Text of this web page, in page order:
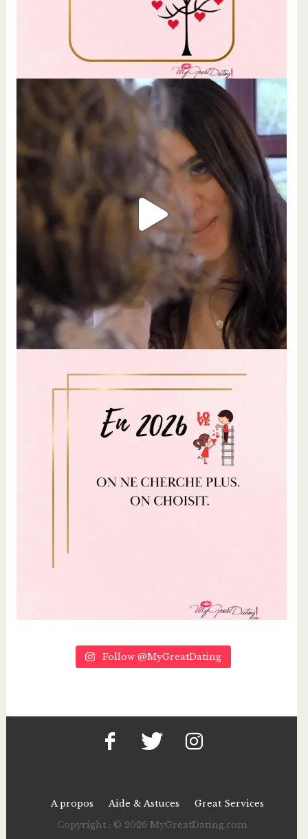
Follow @MyGreatDating
A propos Aide & Astuces
Great Services
Copyright : © 2026 MyGreatDating.com